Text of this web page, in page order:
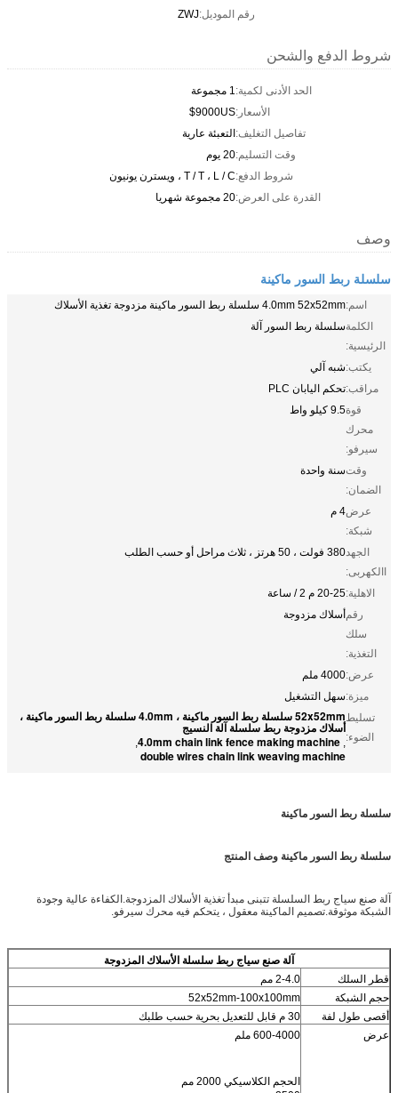
رقم الموديل:ZWJ
شروط الدفع والشحن
الحد الأدنى لكمية:1 مجموعة
الأسعار:9000US$
تفاصيل التغليف:التعبئة عارية
وقت التسليم:20 يوم
شروط الدفع:T / T ، L / C ، ويسترن يونيون
القدرة على العرض:20 مجموعة شهريا
وصف
سلسلة ربط السور ماكينة
اسم:4.0mm 52x52mm سلسلة ربط السور ماكينة مزدوجة تغذية الأسلاك
الكلمة
الرئيسية:
سلسلة ربط السور آلة
يكتب:شبه آلي
مراقب:تحكم اليابان PLC
قوة
محرك
سيرفو:
9.5 كيلو واط
وقت
الضمان:
سنة واحدة
عرض
شبكة:
4 م
الجهد
االكهربى:
380 فولت ، 50 هرتز ، ثلاث مراحل أو حسب الطلب
الاهلية:20-25 م 2 / ساعة
رقم
سلك
التغذية:
أسلاك مزدوجة
عرض:4000 ملم
ميزة:سهل التشغيل
تسليط
الضوء:
52x52mm سلسلة ربط السور ماكينة ، 4.0mm سلسلة ربط السور ماكينة ،
أسلاك مزدوجة ربط سلسلة آلة النسيج
,
4.0mm chain link fence making machine
,
double wires chain link weaving machine
سلسلة ربط السور ماكينة
سلسلة ربط السور ماكينة وصف المنتج
آلة صنع سياج ربط السلسلة تتبنى مبدأ تغذية الأسلاك المزدوجة.الكفاءة عالية وجودة
الشبكة موثوقة.تصميم الماكينة معقول ، يتحكم فيه محرك سيرفو.
آلة صنع سياج ربط سلسلة الأسلاك المزدوجة
قطر السلك
2-4.0 مم
حجم الشبكة
52x52mm-100x100mm
أقصى طول لفة
30 م قابل للتعديل بحرية حسب طلبك
عرض
600-4000 ملم
الحجم الكلاسيكي 2000 مم